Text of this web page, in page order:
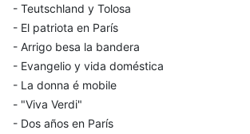
- Teutschland y Tolosa
- El patriota en París
- Arrigo besa la bandera
- Evangelio y vida doméstica
- La donna é mobile
- "Viva Verdi"
- Dos años en París